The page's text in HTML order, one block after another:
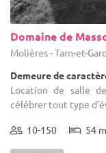
Domaine de
Molières - Tarn-et-
Demeure de
Location de salle
célébrer tout type
10-150 54